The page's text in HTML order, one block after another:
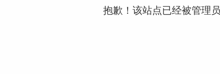
抱歉！该站点已经被管理